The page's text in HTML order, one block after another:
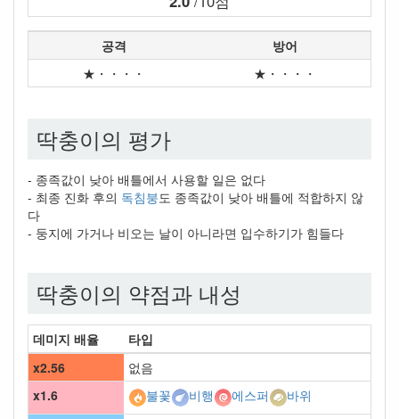
공격
방어
★・・・・
★・・・・
딱충이의 평가
- 종족값이 낮아 배틀에서 사용할 일은 없다
- 최종 진화 후의 독침붕도 종족값이 낮아 배틀에 적합하지 않
다
- 둥지에 가거나 비오는 날이 아니라면 입수하기가 힘들다
딱충이의 약점과 내성
데미지 배율
타입
x2.56
없음
x1.6
불꽃 비행 에스퍼
바위